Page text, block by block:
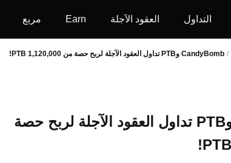
التداول العقود الآجلة Earn مربع
/ CandyBomb وPTB تداول العقود الآجلة لربح حصة من 1,120,000 PTB!
CandyBomb وPTB تداول العقود الآجلة لربح حصة